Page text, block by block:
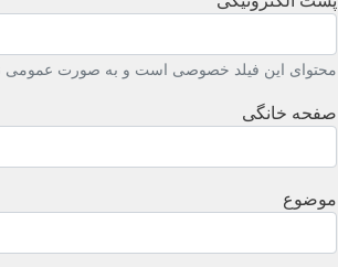
محتوای این فیلد خصوصی است و به صورت عمومی
صفحه خانگی
موضوع